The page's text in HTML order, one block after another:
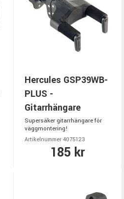
Hercules GSP39WB-
PLUS -
Gitarrhängare
Supersäker gitarrhängare för
väggmontering!
Artikelnummer 4075123
185 kr